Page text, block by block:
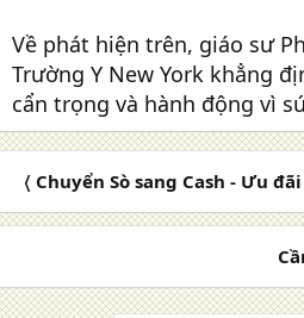
Về phát hiện trên, giáo sư
Trường Y New York khẳng
cẩn trọng và hành động vì
〈 Chuyển Sò sang Cash - Ưu